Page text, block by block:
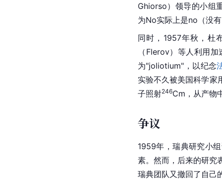
Ghiorso）领导的小组
为No实际上是no（没
同时，1957年秋， 杜
（Flerov）等人利用加
为"joliotium"，以纪念
实验不久被美国科学家
子照射246Cm，从产物
争议
1959年，瑞典研究小
素。然而，后来的研究
瑞典团队又撤回了自己